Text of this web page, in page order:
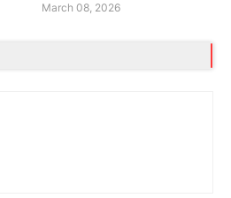
March 08, 2026